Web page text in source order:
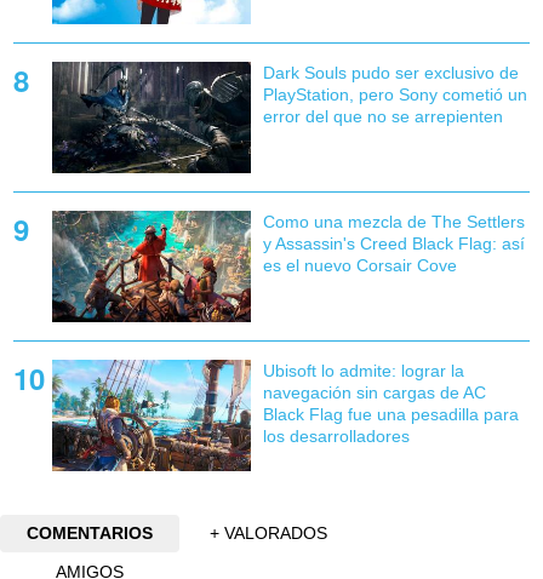
Dark Souls pudo ser exclusivo de
PlayStation, pero Sony cometió un
error del que no se arrepienten
Como una mezcla de The Settlers
y Assassin's Creed Black Flag: así
es el nuevo Corsair Cove
Ubisoft lo admite: lograr la
navegación sin cargas de AC
Black Flag fue una pesadilla para
los desarrolladores
COMENTARIOS
+ VALORADOS
AMIGOS